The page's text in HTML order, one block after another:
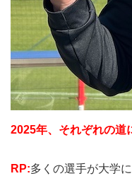
2025年、それぞれの道
RP:多くの選手が大学